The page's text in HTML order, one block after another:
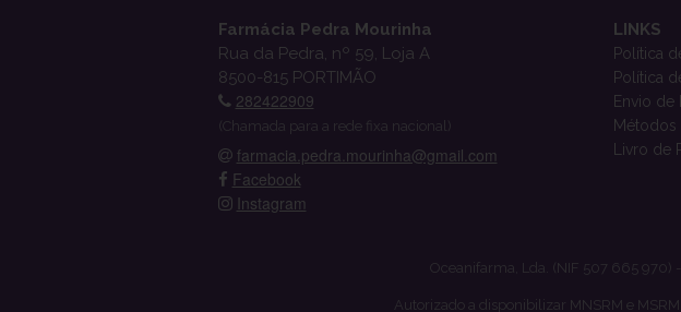
Farmácia Pedra Mourinha
Rua da Pedra, nº 59, Loja A
8500-815 PORTIMÃO
282422909
(Chamada para a rede fixa nacional)
farmacia.pedra.mourinha@gmail.com
Facebook
Instagram
LINKS
Política
Política
Envio de
Métodos
Livro de
Oceanifarma, Lda. (NIF 507 665 970)
Autorizado a disponibilizar MNSRM e